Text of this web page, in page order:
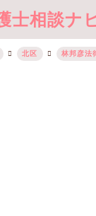
士相談ナ
北区 林邦彦法